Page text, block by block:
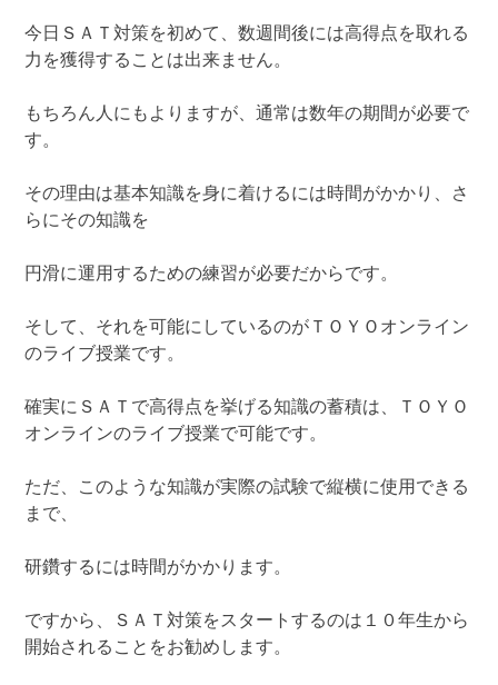
今日ＳＡＴ対策を初めて、数週間後には高得点を取れる
力を獲得することは出来ません。
もちろん人にもよりますが、通常は数年の期間が必要で
す。
その理由は基本知識を身に着けるには時間がかかり、さ
らにその知識を
円滑に運用するための練習が必要だからです。
そして、それを可能にしているのがＴＯＹＯオンライン
のライブ授業です。
確実にＳＡＴで高得点を挙げる知識の蓄積は、ＴＯＹＯ
オンラインのライブ授業で可能です。
ただ、このような知識が実際の試験で縦横に使用できる
まで、
研鑽するには時間がかかります。
ですから、ＳＡＴ対策をスタートするのは１０年生から
開始されることをお勧めします。